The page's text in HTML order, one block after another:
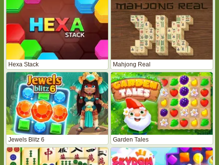
Hexa Stack Mahjong Real
Jewels Blitz 6 Garden Tales